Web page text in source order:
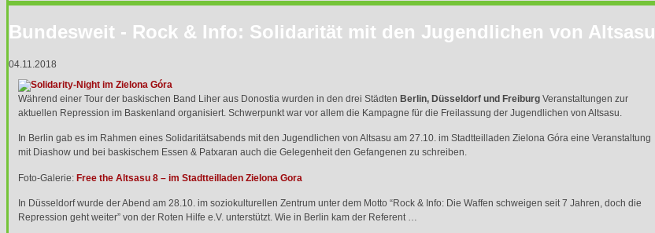
Bundesweit - Rock & Info: Solidarität mit den Jugendlichen von Altsasu
04.11.2018
Während einer Tour der baskischen Band Liher aus Donostia wurden in den drei Städten Berlin, Düsseldorf und Freiburg Veranstaltungen zur
aktuellen Repression im Baskenland organisiert. Schwerpunkt war vor allem die Kampagne für die Freilassung der Jugendlichen von Altsasu.
In Berlin gab es im Rahmen eines Solidaritätsabends mit den Jugendlichen von Altsasu am 27.10. im Stadtteilladen Zielona Góra eine Veranstaltung
mit Diashow und bei baskischem Essen & Patxaran auch die Gelegenheit den Gefangenen zu schreiben.
Foto-Galerie: Free the Altsasu 8 – im Stadtteilladen Zielona Gora
In Düsseldorf wurde der Abend am 28.10. im soziokulturellen Zentrum unter dem Motto “Rock & Info: Die Waffen schweigen seit 7 Jahren, doch die
Repression geht weiter” von der Roten Hilfe e.V. unterstützt. Wie in Berlin kam der Referent …